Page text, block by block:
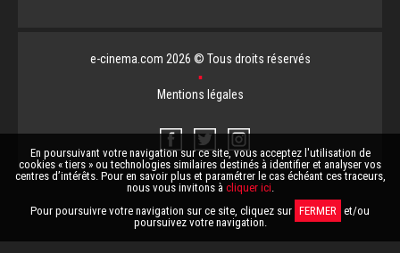
En poursuivant votre navigation sur ce site, vous acceptez l'utilisation de
cookies « tiers » ou technologies similaires destinés à identifier et analyser vos
centres d’intérêts. Pour en savoir plus et paramétrer le cas échéant ces traceurs,
nous vous invitons à cliquer ici.
Pour poursuivre votre navigation sur ce site, cliquez sur FERMER et/ou
poursuivez votre navigation.
e-cinema.com 2026 © Tous droits réservés
▪
Mentions légales